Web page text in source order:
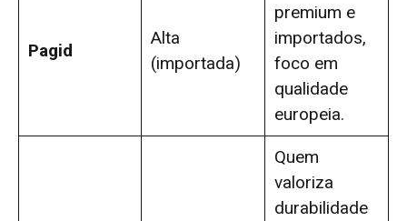
Pagid
Alta
(importada)
premium e
importados,
foco em
qualidade
europeia.
Quem
valoriza
durabilidade